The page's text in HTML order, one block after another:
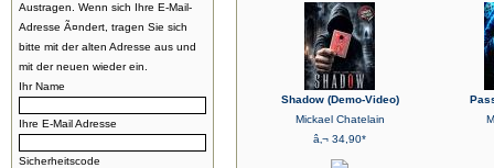
Austragen. Wenn sich Ihre E-Mail-
Adresse Ã¤ndert, tragen Sie sich
bitte mit der alten Adresse aus und
mit der neuen wieder ein.
Ihr Name
Ihre E-Mail Adresse
Sicherheitscode
Shadow (Demo-Video)
Mickael Chatelain
â‚¬ 34,90*